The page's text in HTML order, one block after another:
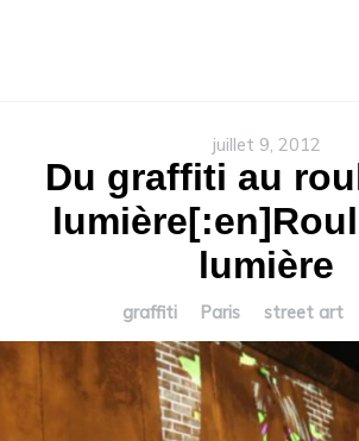
juillet 9, 2012
Du graffiti au
lumière
graffiti Paris street art